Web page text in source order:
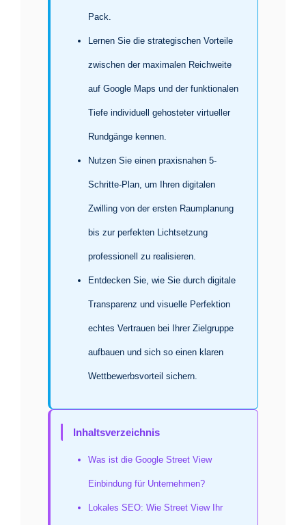
Pack.
Lernen Sie die strategischen Vorteile
zwischen der maximalen Reichweite
auf Google Maps und der funktionalen
Tiefe individuell gehosteter virtueller
Rundgänge kennen.
Nutzen Sie einen praxisnahen 5-
Schritte-Plan, um Ihren digitalen
Zwilling von der ersten Raumplanung
bis zur perfekten Lichtsetzung
professionell zu realisieren.
Entdecken Sie, wie Sie durch digitale
Transparenz und visuelle Perfektion
echtes Vertrauen bei Ihrer Zielgruppe
aufbauen und sich so einen klaren
Wettbewerbsvorteil sichern.
Inhaltsverzeichnis
Was ist die Google Street View
Einbindung für Unternehmen?
Lokales SEO: Wie Street View Ihr